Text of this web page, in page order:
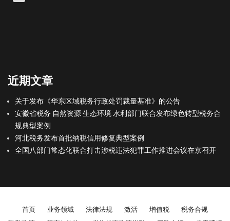
近期文章
关于发布《华东区域税务行政处罚裁量基准》的公告
安徽省税务 自然资源 生态环境 水利部门联合发布绿色转型税务合
规典型案例
河北税务发布首批纳税信用修复典型案例
全国八部门常态化联合打击涉税违法犯罪工作推进会议在京召开
Footer menu
首页 业务领域 法律法规 激活 增值税
税务合规